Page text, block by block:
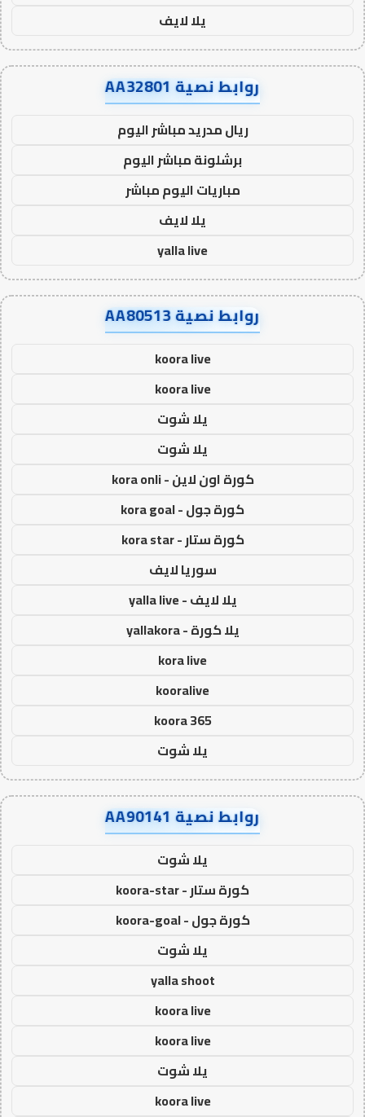
يلا لايف
روابط نصية AA32801
ريال مدريد مباشر اليوم
برشلونة مباشر اليوم
مباريات اليوم مباشر
يلا لايف
yalla live
روابط نصية AA80513
koora live
koora live
يلا شوت
يلا شوت
كورة اون لاين - kora onli
كورة جول - kora goal
كورة ستار - kora star
سوريا لايف
يلا لايف - yalla live
يلا كورة - yallakora
kora live
kooralive
koora 365
يلا شوت
روابط نصية AA90141
يلا شوت
كورة ستار - koora-star
كورة جول - koora-goal
يلا شوت
yalla shoot
koora live
koora live
يلا شوت
koora live